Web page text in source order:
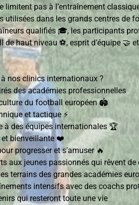
limitent pas à l’entraînement
utilisées dans les grands
qualifiés 🎓, les participants
haut niveau ⚽, esprit d’équipe 🤝
nos clinics internationaux ?
des académies professionnelles
du football européen 🏟️
et tactique ⚡
à des équipes internationales 🏆
et bienveillante ❤️
progresser et s’amuser 🔥
aux jeunes passionnés qui rêvent
terrains des grandes académies
intensifs avec des coachs
qui resteront toute une vie